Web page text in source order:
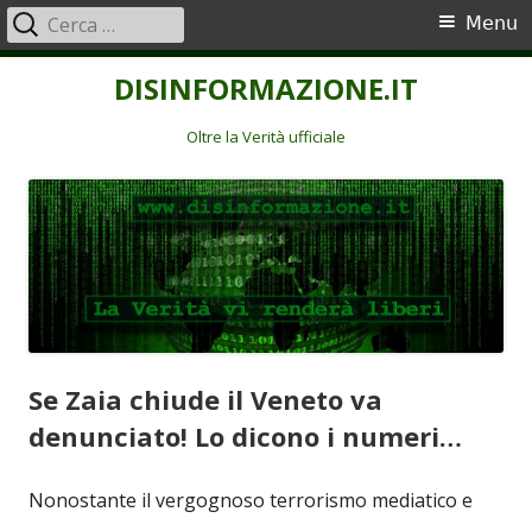
DISINFORMAZIONE.IT
Oltre la Verità ufficiale
Menu
principale
Menu
Ricerca
per:
Se Zaia chiude il Veneto va
denunciato! Lo dicono i numeri…
Nonostante il vergognoso terrorismo mediatico e